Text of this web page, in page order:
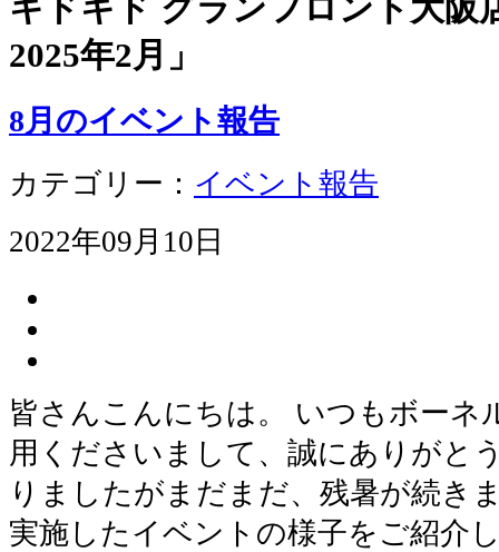
キドキド グランフロント大
2025年2月 」
8月のイベント報告
カテゴリー： イベント報告
2022年09月10日
皆さんこんにちは。 いつもボーネ
用くださいまして、誠にありがと
りましたがまだまだ、残暑が続き
実施したイベントの様子をご紹介